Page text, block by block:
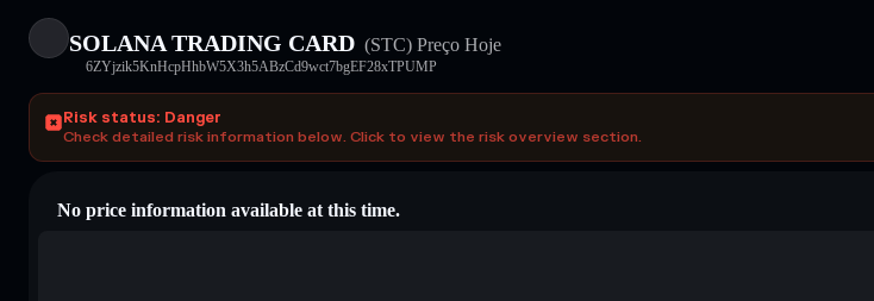
SOLANA TRADING CARD (STC) Preço Hoje
6ZYjzik5KnHcpHhbW5X3h5ABzCd9wct7bgEF28xTPUMP
Risk status: Danger
Check detailed risk information below. Click to view the risk overview section.
No price information available at this time.